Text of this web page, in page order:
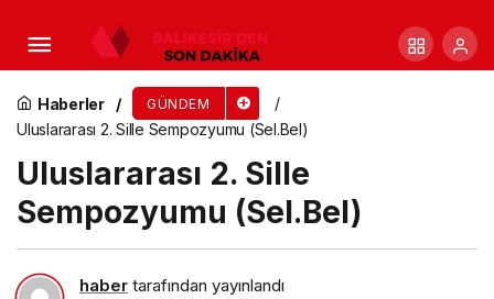
Haberler GÜNDEM
Uluslararası 2. Sille Sempozyumu (Sel.Bel)
Uluslararası 2. Sille
Sempozyumu (Sel.Bel)
haber tarafından yayınlandı
Uğur Mumcu Ayvalık’taki evinin önünde anıldı